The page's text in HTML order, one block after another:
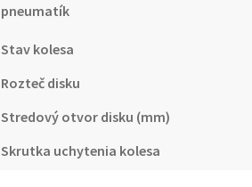
pneumatík
Stav kolesa
Rozteč disku
Stredový otvor disku (mm)
Skrutka uchytenia kolesa